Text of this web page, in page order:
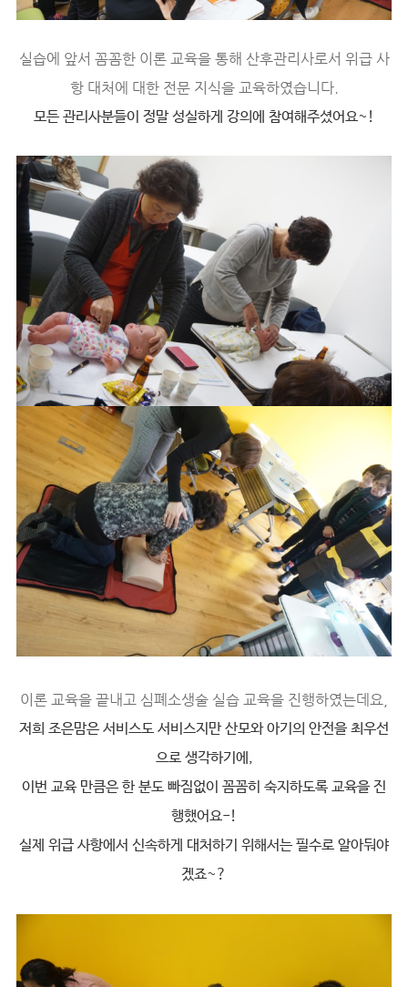
실습에 앞서 꼼꼼한 이론 교육을 통해 산후관리사로서 위급 사
항 대처에 대한 전문 지식을 교육하였습니다.
모든 관리사분들이 정말 성실하게 강의에 참여해주셨어요~!
이론 교육을 끝내고 심폐소생술 실습 교육을 진행하였는데요,
저희 조은맘은 서비스도 서비스지만 산모와 아기의 안전을 최우선
으로 생각하기에,
이번 교육 만큼은 한 분도 빠짐없이 꼼꼼히 숙지하도록 교육을 진
행했어요-!
실제 위급 사항에서 신속하게 대처하기 위해서는 필수로 알아둬야
겠죠~?